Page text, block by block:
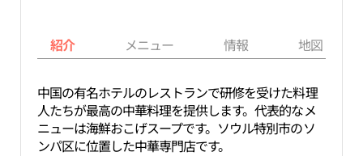
紹介 メニュー 情報 地図
中国の有名ホテルのレストランで研修を受けた料理
人たちが最高の中華料理を提供します。代表的なメ
ニューは海鮮おこげスープです。ソウル特別市のソ
ンパ区に位置した中華専門店です。